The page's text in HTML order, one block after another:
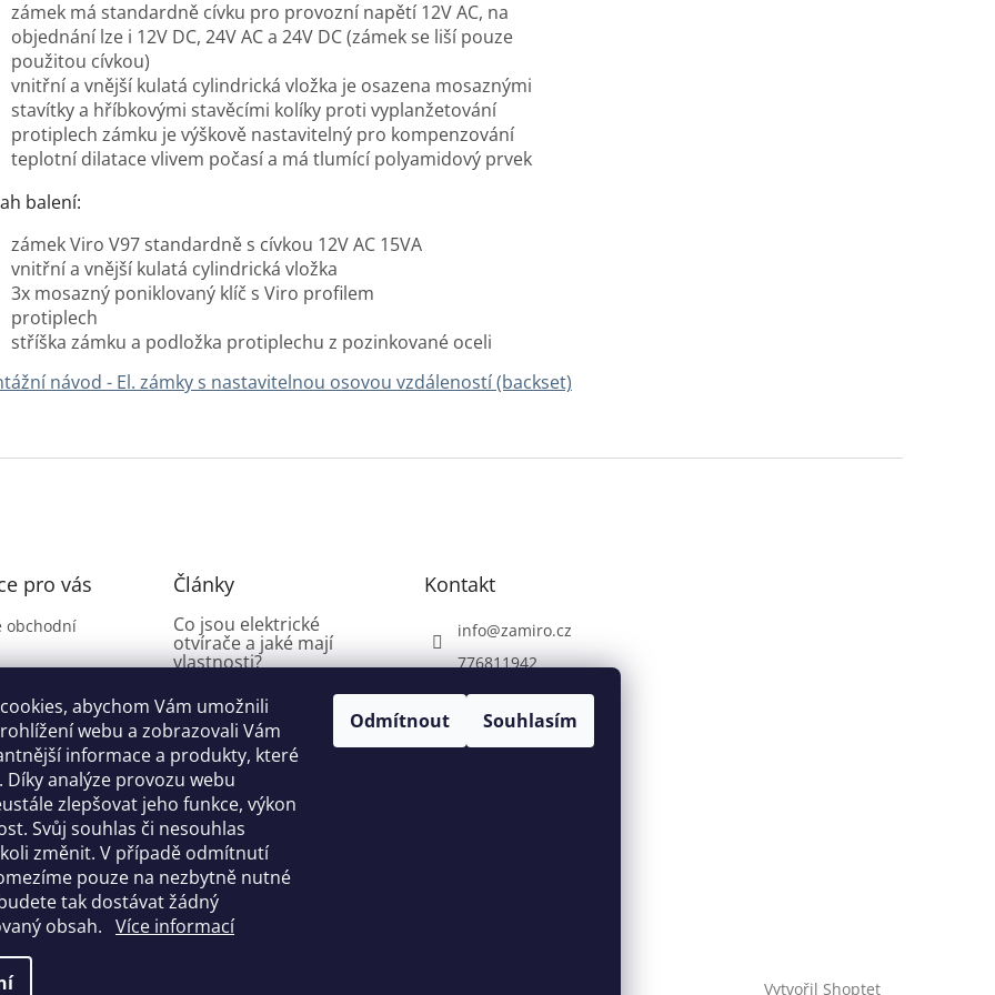
abychom Vám umožnili
webu a zobrazovali Vám
informace a produkty, které
Díky analýze provozu webu
zlepšovat jeho funkce, výkon
Svůj souhlas či nesouhlas
změnit. V případě odmítnutí
pouze na nezbytně nutné
tak dostávat žádný
obsah. Více informací
Odmítnout Souhlasím
zámek má standardně cívku pro provozní napětí 12V AC, na
objednání lze i 12V DC, 24V AC a 24V DC (zámek se liší pouze
použitou cívkou)
vnitřní a vnější kulatá cylindrická vložka je osazena mosaznými
stavítky a hříbkovými stavěcími kolíky proti vyplanžetování
protiplech zámku je výškově nastavitelný pro kompenzování
teplotní dilatace vlivem počasí a má tlumící polyamidový prvek
balení:
zámek Viro V97 standardně s cívkou 12V AC 15VA
vnitřní a vnější kulatá cylindrická vložka
3x mosazný poniklovaný klíč s Viro profilem
protiplech
stříška zámku a podložka protiplechu z pozinkované oceli
návod - El. zámky s nastavitelnou osovou vzdáleností (backset)
pro vás
obchodní
řád
platba
Články
Co jsou elektrické
otvírače a jaké mají
vlastnosti?
18.5.2024
Visací zámky pro kalené
řetězy: jaké by měly mít
vlastnosti?
24.4.2024
Jak vybrat bezpečnostní
řetěz pro zamykání kola
či motocyklu?
13.3.2024
Kontakt
info@zamiro.cz
776811942
Vytvořil Shoptet